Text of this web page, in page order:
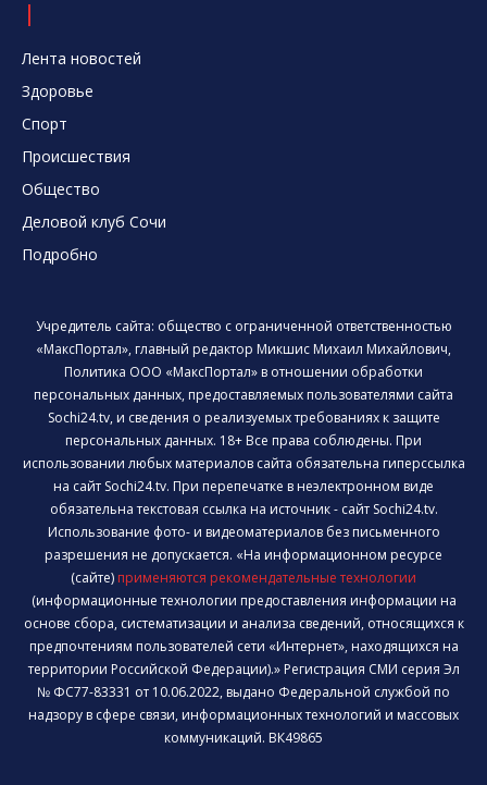
Лента новостей
Здоровье
Спорт
Происшествия
Общество
Деловой клуб Сочи
Подробно
Учредитель сайта: общество с ограниченной ответственностью
«МаксПортал», главный редактор Микшис Михаил Михайлович,
Политика ООО «МаксПортал» в отношении обработки
персональных данных, предоставляемых пользователями сайта
Sochi24.tv, и сведения о реализуемых требованиях к защите
персональных данных. 18+ Все права соблюдены. При
использовании любых материалов сайта обязательна гиперссылка
на сайт Sochi24.tv. При перепечатке в неэлектронном виде
обязательна текстовая ссылка на источник - сайт Sochi24.tv.
Использование фото- и видеоматериалов без письменного
разрешения не допускается. «На информационном ресурсе
(сайте) применяются рекомендательные технологии
(информационные технологии предоставления информации на
основе сбора, систематизации и анализа сведений, относящихся к
предпочтениям пользователей сети «Интернет», находящихся на
территории Российской Федерации).» Регистрация СМИ серия Эл
№ ФС77-83331 от 10.06.2022, выдано Федеральной службой по
надзору в сфере связи, информационных технологий и массовых
коммуникаций. ВК49865